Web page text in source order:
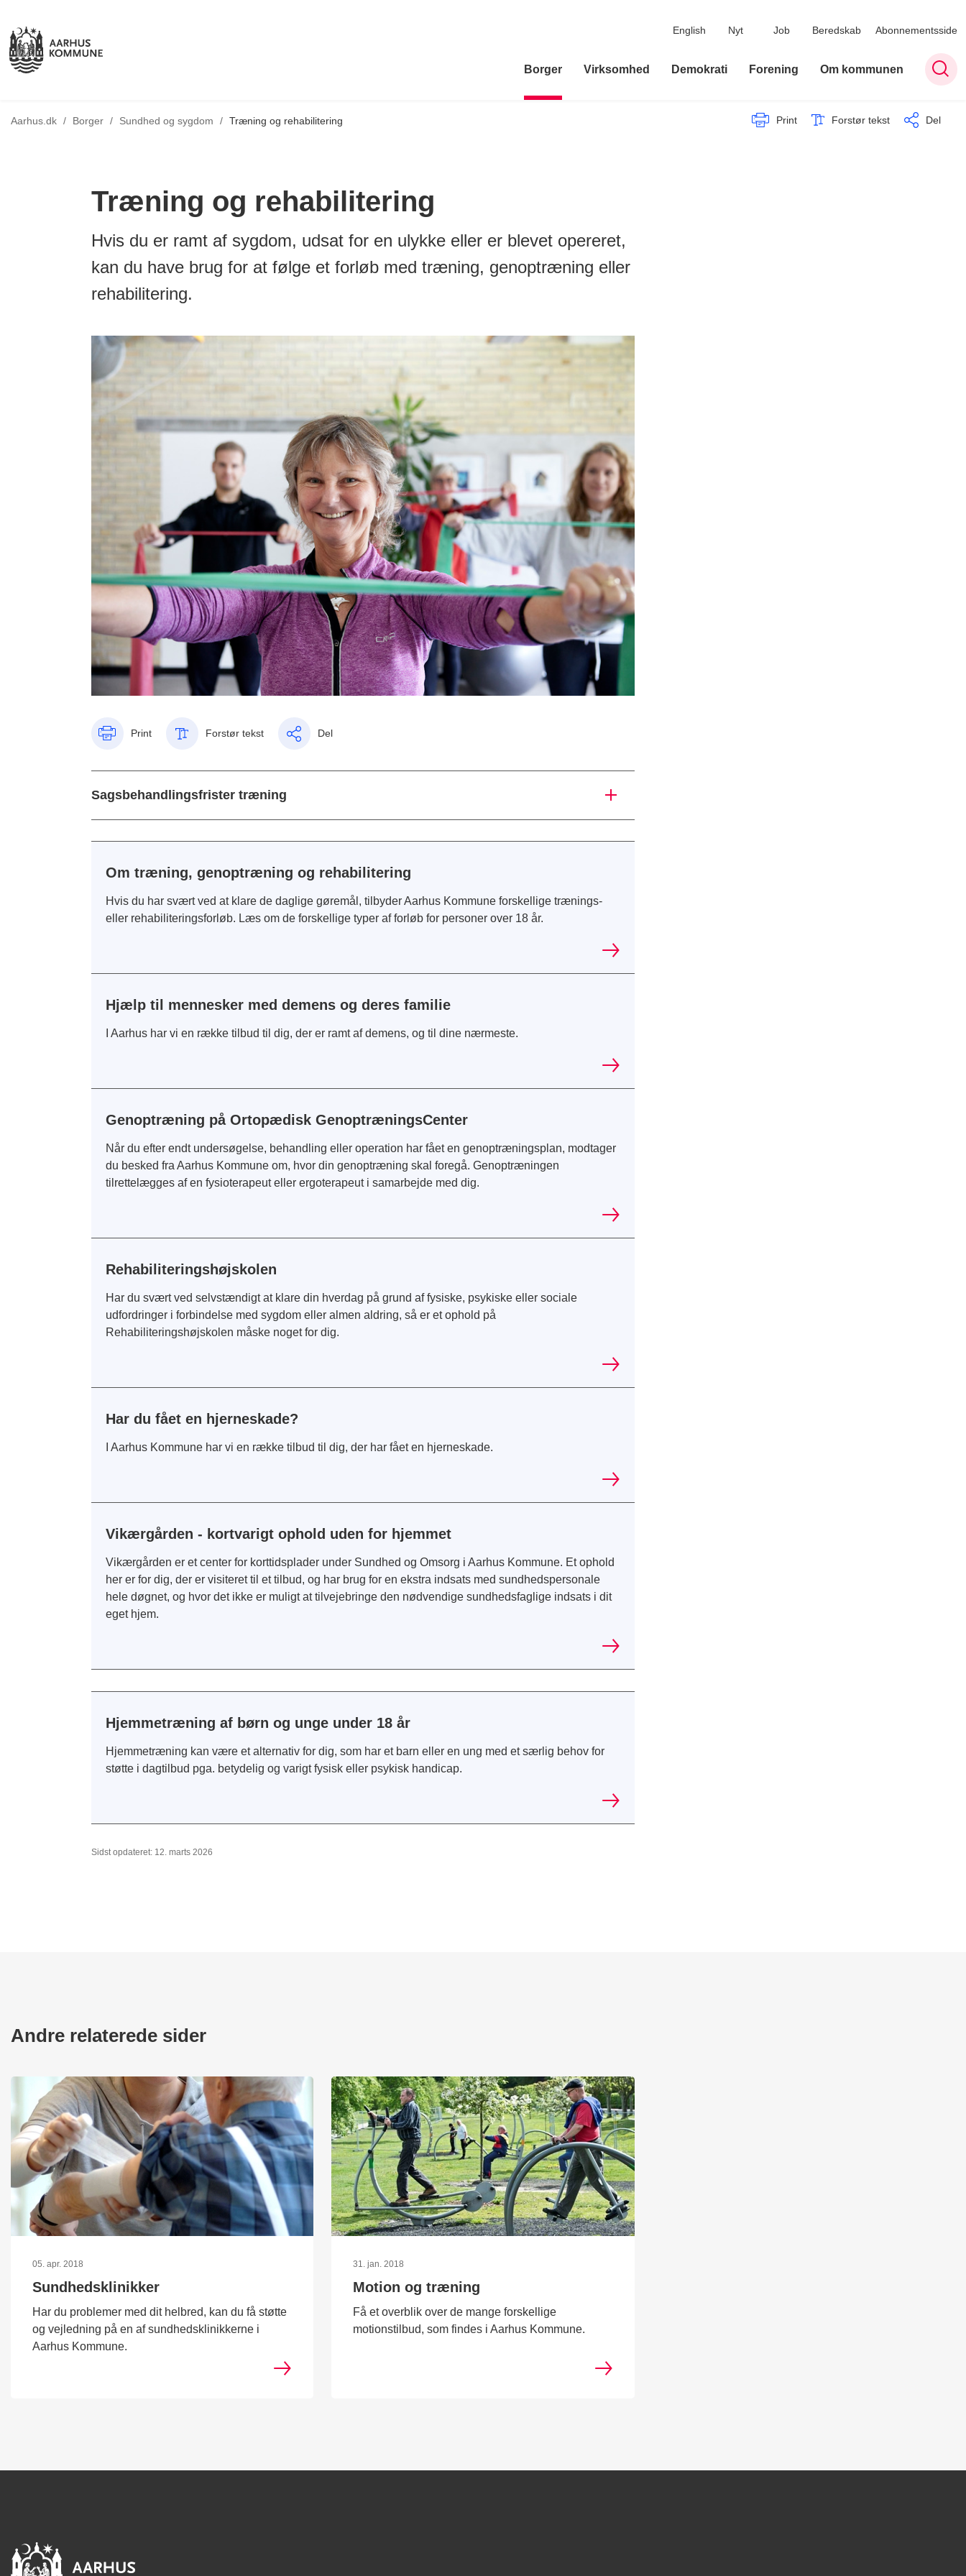
English Nyt Job Beredskab Abonnementsside
Borger Virksomhed Demokrati Forening Om kommunen
Aarhus.dk / Borger / Tilbage til
Sundhed og sygdom / Træning og rehabilitering Print Forstør tekst Del
Træning og rehabilitering
Hvis du er ramt af sygdom, udsat for en ulykke eller er blevet opereret,
kan du have brug for at følge et forløb med træning, genoptræning eller
rehabilitering.
Print Forstør tekst Del
Sagsbehandlingsfrister træning
Om træning, genoptræning og rehabilitering
Hvis du har svært ved at klare de daglige gøremål, tilbyder Aarhus Kommune forskellige trænings-
eller rehabiliteringsforløb. Læs om de forskellige typer af forløb for personer over 18 år.
Hjælp til mennesker med demens og deres familie
I Aarhus har vi en række tilbud til dig, der er ramt af demens, og til dine nærmeste.
Genoptræning på Ortopædisk GenoptræningsCenter
Når du efter endt undersøgelse, behandling eller operation har fået en genoptræningsplan, modtager
du besked fra Aarhus Kommune om, hvor din genoptræning skal foregå. Genoptræningen
tilrettelægges af en fysioterapeut eller ergoterapeut i samarbejde med dig.
Rehabiliteringshøjskolen
Har du svært ved selvstændigt at klare din hverdag på grund af fysiske, psykiske eller sociale
udfordringer i forbindelse med sygdom eller almen aldring, så er et ophold på
Rehabiliteringshøjskolen måske noget for dig.
Har du fået en hjerneskade?
I Aarhus Kommune har vi en række tilbud til dig, der har fået en hjerneskade.
Vikærgården - kortvarigt ophold uden for hjemmet
Vikærgården er et center for korttidsplader under Sundhed og Omsorg i Aarhus Kommune. Et ophold
her er for dig, der er visiteret til et tilbud, og har brug for en ekstra indsats med sundhedspersonale
hele døgnet, og hvor det ikke er muligt at tilvejebringe den nødvendige sundhedsfaglige indsats i dit
eget hjem.
Hjemmetræning af børn og unge under 18 år
Hjemmetræning kan være et alternativ for dig, som har et barn eller en ung med et særlig behov for
støtte i dagtilbud pga. betydelig og varigt fysisk eller psykisk handicap.
Sidst opdateret: 12. marts 2026
Andre relaterede sider
05. apr. 2018
Sundhedsklinikker
Har du problemer med dit helbred, kan du få støtte
og vejledning på en af sundhedsklinikkerne i
Aarhus Kommune.
31. jan. 2018
Motion og træning
Få et overblik over de mange forskellige
motionstilbud, som findes i Aarhus Kommune.